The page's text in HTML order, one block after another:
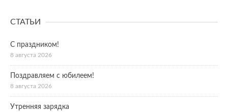
СТАТЬИ
С праздником!
8 августа 2026
Поздравляем с юбилеем!
8 августа 2026
Утренняя зарядка